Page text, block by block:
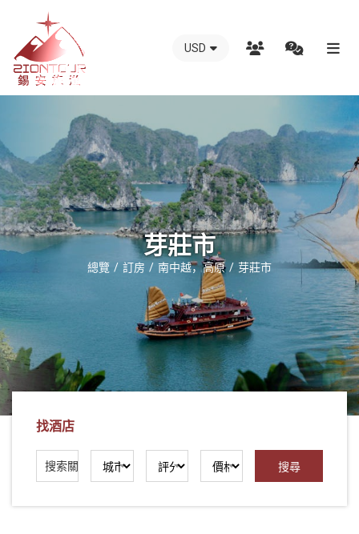
越
安
國
際
旅
行
社
南
接
-
USD
芽莊市
總覽 訂房 南中越，高原 芽莊市
找酒店